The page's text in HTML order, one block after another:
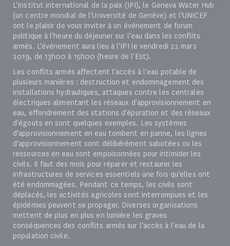
L'Institut international de la paix (IPI), le Geneva Water Hub
(un centre mondial de l'Université de Genève) et l'UNICEF
ont le plaisir de vous inviter à un événement de forum
politique à l'heure du déjeuner sur l'eau dans les conflits
armés. L'événement aura lieu à l'IPI le vendredi 22 mars
2019, de 13h00 à 15h00 (heure de l'Est).
Les conflits armés affectent l'accès à l'eau potable de
plusieurs manières : destruction et endommagement des
installations hydrauliques, attaques contre les centrales
électriques alimentant les réseaux d'approvisionnement en
eau, effondrement des stations d'épuration et des réseaux
d'égouts en sont quelques exemples. Les systèmes
d'approvisionnement en eau tombent en panne, les lignes
d'approvisionnement sont délibérément sabotées ou les
ressources en eau sont empoisonnées pour intimider les
civils. Il faut des mois pour réparer et restaurer les
infrastructures de services essentiels une fois qu'elles ont
été endommagées. Pendant ce temps, les civils sont
déplacés, les activités agricoles sont interrompues et les
épidémies peuvent se propager. Diverses organisations
mettent de plus en plus en lumière les graves
conséquences des conflits armés sur l'accès à l'eau de la
population civile.